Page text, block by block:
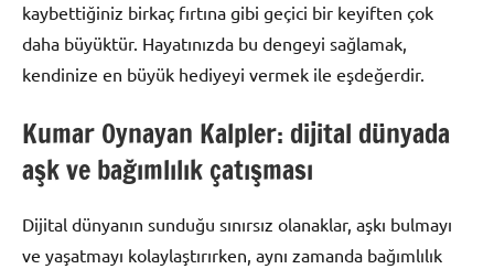
kaybettiğiniz birkaç fırtına gibi geçici bir keyiften çok
daha büyüktür. Hayatınızda bu dengeyi sağlamak,
kendinize en büyük hediyeyi vermek ile eşdeğerdir.
Kumar Oynayan Kalpler: dijital dünyada
aşk ve bağımlılık çatışması
Dijital dünyanın sunduğu sınırsız olanaklar, aşkı bulmayı
ve yaşatmayı kolaylaştırırken, aynı zamanda bağımlılık